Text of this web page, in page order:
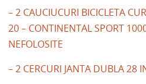
– 2 CAUCIUCURI BICICLETA
20 – CONTINENTAL SPORT
NEFOLOSITE
– 2 CERCURI JANTA DUBLA 28